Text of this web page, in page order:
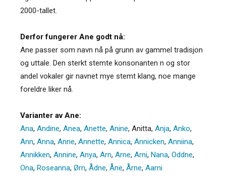
2000-tallet.
Derfor fungerer Ane godt nå:
Ane passer som navn nå på grunn av gammel tradisjon
og uttale. Den sterkt stemte konsonanten n og stor
andel vokaler gir navnet mye stemt klang, noe mange
foreldre liker nå.
Varianter av Ane:
Ana, Andine, Anea, Anette, Anine, Anitta, Anja, Anko,
Ann, Anna, Anne, Annette, Annica, Annicken, Anniina,
Annikken, Annine, Anya, Arn, Arne, Arni, Nana, Oddne,
Ona, Roseanna, Ørn, Ådne, Åne, Årne, Aarni